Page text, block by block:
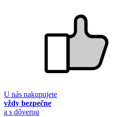
U nás nakupujete
vždy bezpečne
a s dôverou